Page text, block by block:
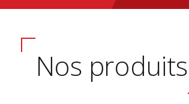
Nos produits